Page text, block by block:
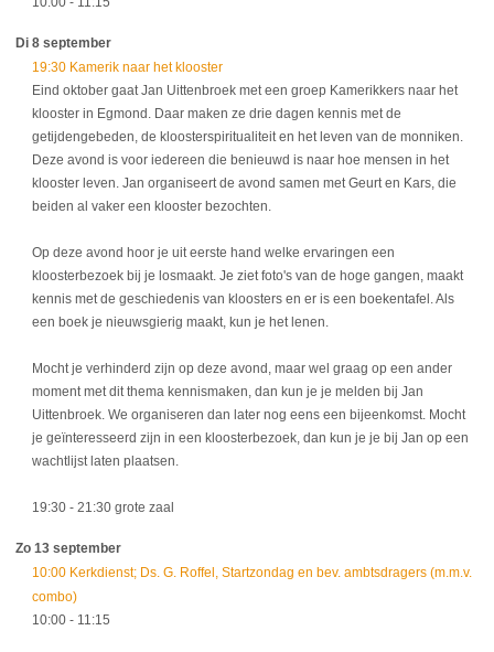
Di 8 september
19:30 Kamerik naar het klooster
Eind oktober gaat Jan Uittenbroek met een groep Kamerikkers naar het
klooster in Egmond. Daar maken ze drie dagen kennis met de
getijdengebeden, de kloosterspiritualiteit en het leven van de monniken.
Deze avond is voor iedereen die benieuwd is naar hoe mensen in het
klooster leven. Jan organiseert de avond samen met Geurt en Kars, die
beiden al vaker een klooster bezochten.
Op deze avond hoor je uit eerste hand welke ervaringen een
kloosterbezoek bij je losmaakt. Je ziet foto's van de hoge gangen, maakt
kennis met de geschiedenis van kloosters en er is een boekentafel. Als
een boek je nieuwsgierig maakt, kun je het lenen.
Mocht je verhinderd zijn op deze avond, maar wel graag op een ander
moment met dit thema kennismaken, dan kun je je melden bij Jan
Uittenbroek. We organiseren dan later nog eens een bijeenkomst. Mocht
je geïnteresseerd zijn in een kloosterbezoek, dan kun je je bij Jan op een
wachtlijst laten plaatsen.
19:30 - 21:30 grote zaal
Zo 13 september
10:00 Kerkdienst; Ds. G. Roffel, Startzondag en bev. ambtsdragers (m.m.v.
combo)
10:00 - 11:15